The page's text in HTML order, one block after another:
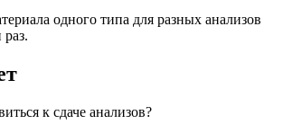
одного типа для разных анализов
раз.
к сдаче анализов?